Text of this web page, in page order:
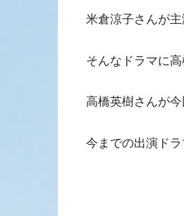
米倉涼子さんが
そんなドラマに
高橋英樹さんが
今までの出演ド